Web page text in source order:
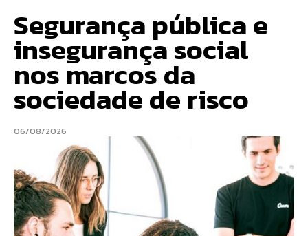
Segurança pública e
insegurança social
nos marcos da
sociedade de risco
06/08/2026